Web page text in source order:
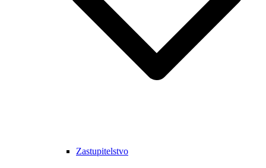
Zastupitelstvo